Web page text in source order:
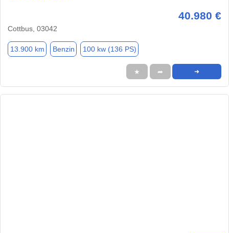
40.980 €
Cottbus, 03042
13.900 km Benzin 100 kw (136 PS)
★ ➦ ➜